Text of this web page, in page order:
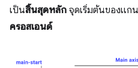
เป็นสิ้นสุดหลัก จุดเริ่มต้นของแก
ครอสเอนด์